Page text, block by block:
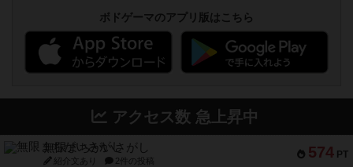
ボドゲーマのアプリ版はこちら
アクセス数 急上昇中
574 PT
無限まちがいさがし
紹介文あり 2件の投稿